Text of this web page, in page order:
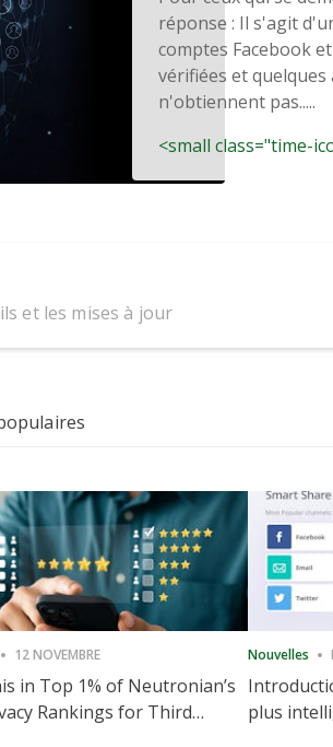
réponse : Il s'agit
comptes Facebook
vérifiées et
n'obtiennent pas.....
<small class="time-
et les mises à jour
12 NOVEMBRE
in Top 1% of Neutronian’s
Rankings for Third
Nouvelles
plus